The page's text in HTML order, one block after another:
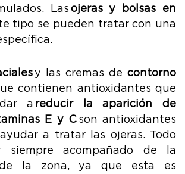
Lasojeras y bolsas en
tipo se pueden tratar con una
y las cremas de contorno
contienen antioxidantes que
a reducir la aparición de
E y Cson antioxidantes
a tratar las ojeras. Todo
acompañado de la
de la zona, ya que esta es